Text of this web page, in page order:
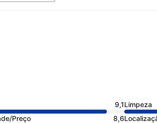
9,1Limpeza
Preço 8,6